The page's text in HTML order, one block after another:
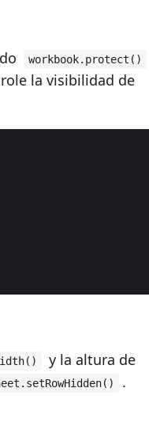
workbook.protect()
la visibilidad de
y la altura de
.